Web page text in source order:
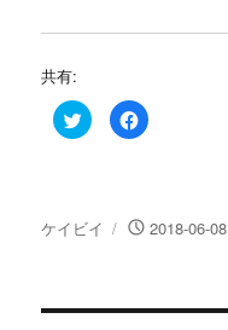
共有:
ク
リ
w
i
で
共
F
a
k
で
に
は
投
ケイビイ
投 2018-06-08